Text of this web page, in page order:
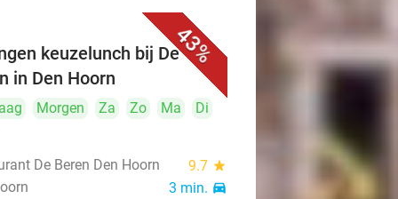
43%
keuzelunch bij De
in Den Hoorn
Morgen Za Zo Ma
Di
De Beren Den Hoorn
9.7 star
3 min. directions_car